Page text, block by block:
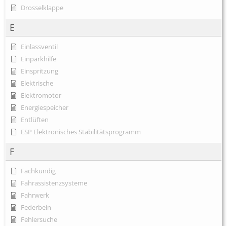
Drosselklappe
E
Einlassventil
Einparkhilfe
Einspritzung
Elektrische
Elektromotor
Energiespeicher
Entlüften
ESP Elektronisches Stabilitätsprogramm
F
Fachkundig
Fahrassistenzsysteme
Fahrwerk
Federbein
Fehlersuche